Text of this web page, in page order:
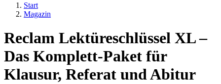
Start
Magazin
Reclam Lektüreschlüssel XL –
Das Komplett-Paket für
Klausur, Referat und Abitur